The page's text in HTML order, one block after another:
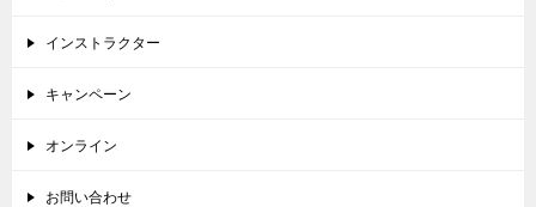
インストラクター
キャンペーン
オンライン
お問い合わせ